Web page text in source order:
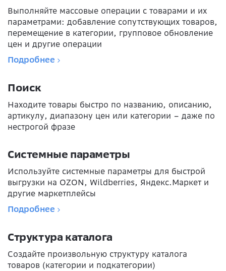
Выполняйте массовые операции с товарами и их
параметрами: добавление сопутствующих товаров,
перемещение в категории, групповое обновление
цен и другие операции
Подробнее
Поиск
Находите товары быстро по названию, описанию,
артикулу, диапазону цен или категории – даже по
нестрогой фразе
Системные параметры
Используйте системные параметры для быстрой
выгрузки на OZON, Wildberries, Яндекс.Маркет и
другие маркетплейсы
Подробнее
Структура каталога
Создайте произвольную структуру каталога
товаров (категории и подкатегории)